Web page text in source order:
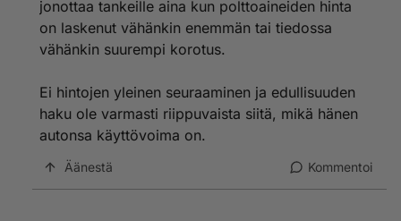
määrittele mitä teen milloinkin. Tai voihan ottaa kotiin
pörssisähkösopimuksen, mutta ei silti ikinä seuraa
sähkön hintaa...
jonottaa tankeille aina kun polttoaineiden hinta
on laskenut vähänkin enemmän tai tiedossa
vähänkin suurempi korotus.
Ei hintojen yleinen seuraaminen ja edullisuuden
haku ole varmasti riippuvaista siitä, mikä hänen
autonsa käyttövoima on.
Äänestä Kommentoi